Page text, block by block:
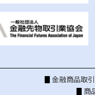
金融商品取
商